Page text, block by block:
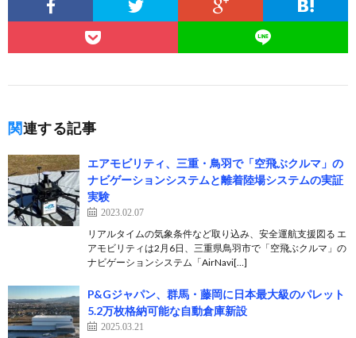
関連する記事
エアモビリティ、三重・鳥羽で「空⾶ぶクルマ」の
ナビゲーションシステムと離着陸場システムの実証
実験
2023.02.07
リアルタイムの気象条件など取り込み、安全運航支援図る エ
アモビリティは2月6日、三重県鳥羽市で「空飛ぶクルマ」の
ナビゲーションシステム「AirNavi[…]
P&Gジャパン、群馬・藤岡に日本最大級のパレット
5.2万枚格納可能な自動倉庫新設
2025.03.21